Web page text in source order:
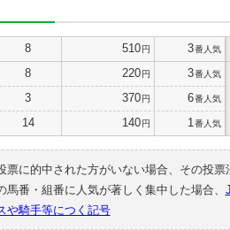
8 510円 3番人気
8 220円 3番人気
3 370円 6番人気
14 140円 1 番人気
票に的中された方がいない場合、その投
馬番・組番に人気が著しく集中した場合、
や騎手等につく記号